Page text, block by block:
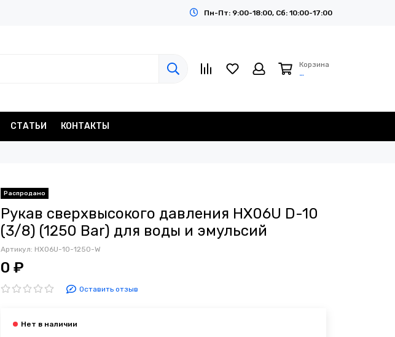
Пн-Пт: 9:00-18:00, Сб: 10:00-17:00
Корзина
…
СТАТЬИ КОНТАКТЫ
Распродано
Рукав сверхвысокого давления HX06U D-10
(3/8) (1250 Bar) для воды и эмульсий
Артикул: HX06U-10-1250-W
0 ₽
Оставить отзыв